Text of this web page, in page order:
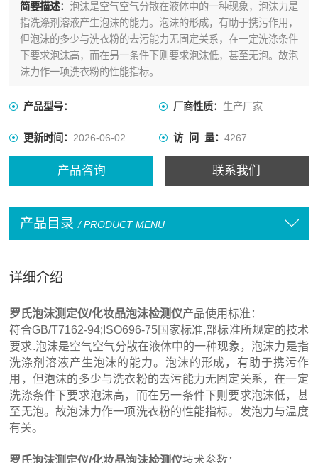
简要描述： 泡沫是空气空气分散在液体中的一种现象，泡沫力是
指洗涤剂溶液产生泡沫的能力。泡沫的形成，有助于携污作用，
但泡沫的多少与洗衣粉的去污能力无固定关系，在一定洗涤条件
下要求泡沫高，而在另一条件下则要求泡沫低，甚至无泡。故泡
沫力作一项洗衣粉的性能指标。
产品型号： 厂商性质： 生产厂家
更新时间：2026-06-02 访 问 量： 4267
产品咨询 联系我们
产品目录 / PRODUCT MENU
详细介绍
罗氏泡沫测定仪/化妆品泡沫检测仪产品使用标准：
符合GB/T7162-94;ISO696-75国家标准,部标准所规定的技术
要求.泡沫是空气空气分散在液体中的一种现象，泡沫力是指
洗涤剂溶液产生泡沫的能力。泡沫的形成，有助于携污作
用，但泡沫的多少与洗衣粉的去污能力无固定关系，在一定
洗涤条件下要求泡沫高，而在另一条件下则要求泡沫低，甚
至无泡。故泡沫力作一项洗衣粉的性能指标。发泡力与温度
有关。
罗氏泡沫测定仪/化妆品泡沫检测仪技术参数：